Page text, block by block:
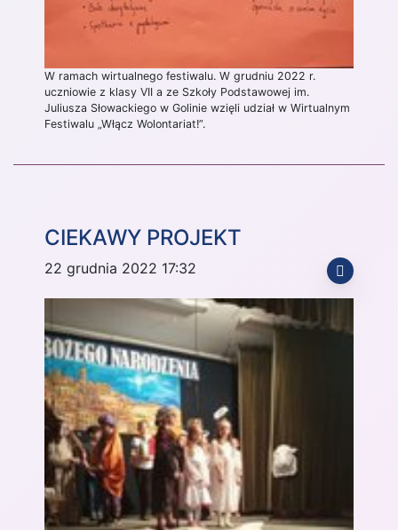
W ramach wirtualnego festiwalu. W grudniu 2022 r.
uczniowie z klasy VII a ze Szkoły Podstawowej im.
Juliusza Słowackiego w Golinie wzięli udział w Wirtualnym
Festiwalu „Włącz Wolontariat!”.
CIEKAWY PROJEKT
22 grudnia 2022 17:32